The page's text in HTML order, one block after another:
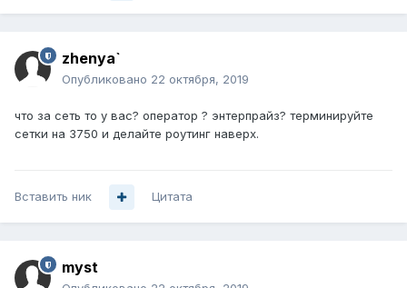
zhenya`
Опубликовано 22 октября, 2019
что за сеть то у вас? оператор ? энтерпрайз? терминируйте
сетки на 3750 и делайте роутинг наверх.
Вставить ник Цитата
myst